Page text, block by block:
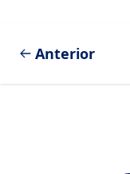
Anterior